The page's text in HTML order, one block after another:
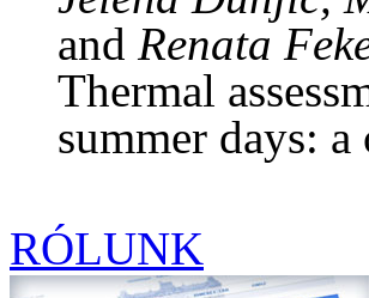
and Renata
Thermal
summer days:
RÓLUNK